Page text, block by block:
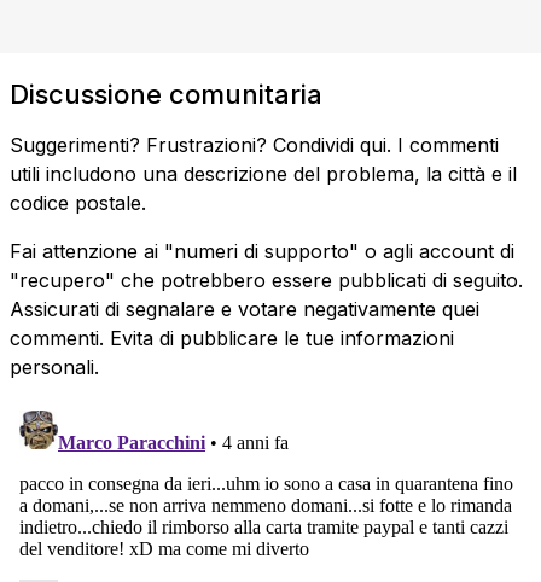
Discussione comunitaria
Suggerimenti? Frustrazioni? Condividi qui. I commenti
utili includono una descrizione del problema, la città e il
codice postale.
Fai attenzione ai "numeri di supporto" o agli account di
"recupero" che potrebbero essere pubblicati di seguito.
Assicurati di segnalare e votare negativamente quei
commenti. Evita di pubblicare le tue informazioni
personali.